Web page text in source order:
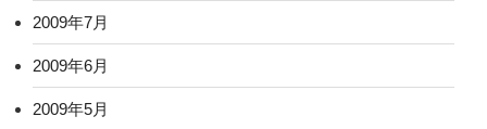
2009年7月
2009年6月
2009年5月